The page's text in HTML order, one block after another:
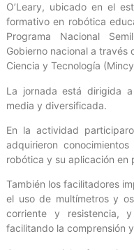
O’Leary, ubicado en el
formativo en robótica
Programa Nacional
Gobierno nacional a través
Ciencia y Tecnología
La jornada está dirigida
media y diversificada.
En la actividad
adquirieron
robótica y su aplicación en
También los facilitadores
el uso de multímetros y
corriente y resistencia,
facilitando la comprensión